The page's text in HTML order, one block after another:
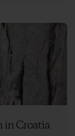
in Croatia